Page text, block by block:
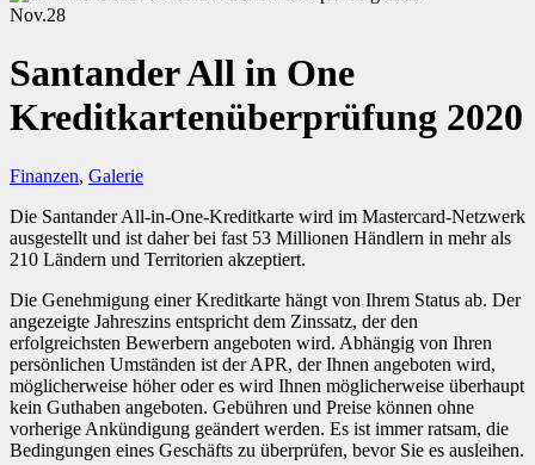
Nov.28
Santander All in One
Kreditkartenüberprüfung 2020
Finanzen, Galerie
Die Santander All-in-One-Kreditkarte wird im Mastercard-Netzwerk
ausgestellt und ist daher bei fast 53 Millionen Händlern in mehr als
210 Ländern und Territorien akzeptiert.
Die Genehmigung einer Kreditkarte hängt von Ihrem Status ab. Der
angezeigte Jahreszins entspricht dem Zinssatz, der den
erfolgreichsten Bewerbern angeboten wird. Abhängig von Ihren
persönlichen Umständen ist der APR, der Ihnen angeboten wird,
möglicherweise höher oder es wird Ihnen möglicherweise überhaupt
kein Guthaben angeboten. Gebühren und Preise können ohne
vorherige Ankündigung geändert werden. Es ist immer ratsam, die
Bedingungen eines Geschäfts zu überprüfen, bevor Sie es ausleihen.